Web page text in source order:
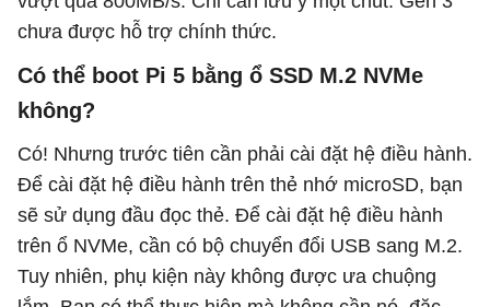
chưa được hỗ trợ chính thức.
Có thể boot Pi 5 bằng ổ SSD M.2 NVMe
không?
Có! Nhưng trước tiên cần phải cài đặt hệ điều hành.
Để cài đặt hệ điều hành trên thẻ nhớ microSD, bạn
sẽ sử dụng đầu đọc thẻ. Để cài đặt hệ điều hành
trên ổ NVMe, cần có bộ chuyển đổi USB sang M.2.
Tuy nhiên, phụ kiện này không được ưa chuộng